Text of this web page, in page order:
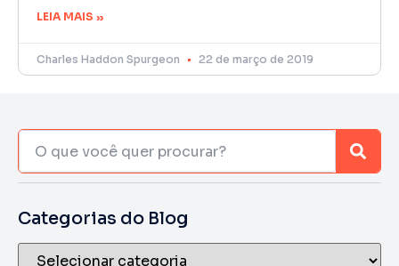
LEIA MAIS »
Charles Haddon Spurgeon 22 de março de 2019
Categorias do Blog